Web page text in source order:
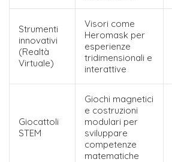
Strumenti
innovativi
(Realtà
Virtuale)
Visori come
Heromask per
esperienze
tridimensionali e
interattive
Giocattoli
STEM
Giochi magnetici
e costruzioni
modulari per
sviluppare
competenze
matematiche